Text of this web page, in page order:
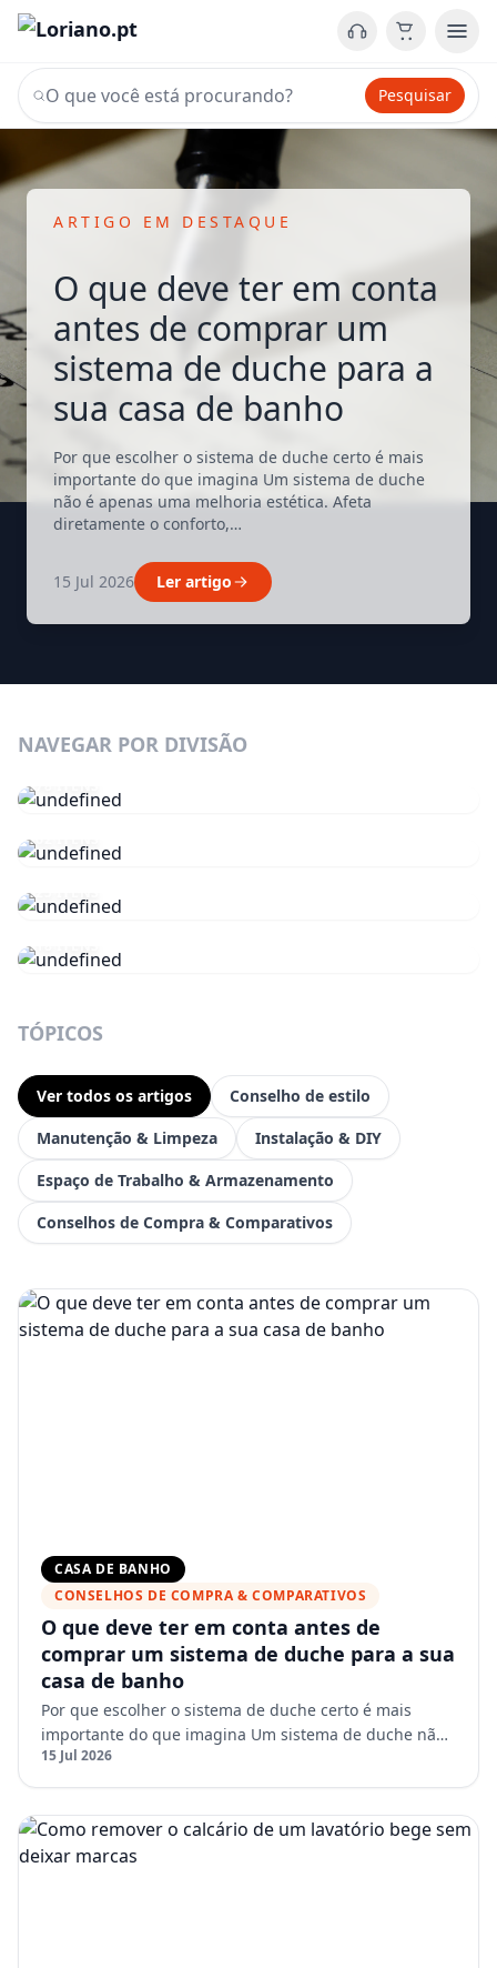
Pesquisar
ARTIGO EM DESTAQUE
O que deve ter em conta
antes de comprar um
sistema de duche para a
sua casa de banho
Por que escolher o sistema de duche certo é mais
importante do que imagina Um sistema de duche
não é apenas uma melhoria estética. Afeta
diretamente o conforto,…
15 Jul 2026 Ler artigo
NAVEGAR POR DIVISÃO
Casa de banho
Iluminação
Ferramentas
TÓPICOS
Ver todos os artigos
Conselho de estilo
Manutenção & Limpeza
Instalação & DIY
Espaço de Trabalho & Armazenamento
Conselhos de Compra & Comparativos
CASA DE BANHO
CONSELHOS DE COMPRA & COMPARATIVOS
O que deve ter em conta antes de
comprar um sistema de duche para a sua
casa de banho
Por que escolher o sistema de duche certo é mais
importante do que imagina Um sistema de duche não
é apenas uma melhoria estética. Afeta diretamente o
conforto,…
15 Jul 2026